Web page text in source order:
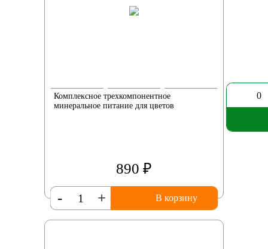
0
Комплексное трехкомпонентное
минеральное питание для цветов
890 ₽
+
- В корзину